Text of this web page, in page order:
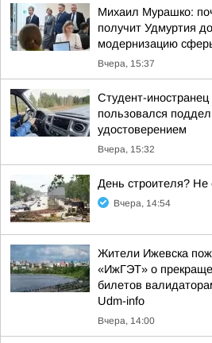
Михаил Мурашко:
получит Удмуртия
модернизацию
Вчера, 15:37
Студент-
пользовался
удостоверением
Вчера, 15:32
День строителя?
Вчера, 14:54
Жители Ижевска
«ИжГЭТ» о
билетов
Udm-info
Вчера, 14:00